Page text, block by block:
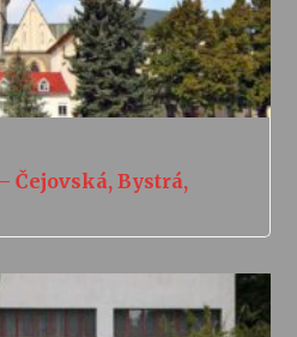
Čejovská, Bystrá,